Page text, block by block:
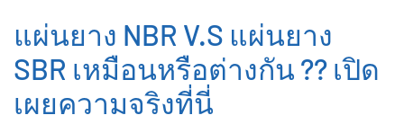
แผ่นยาง NBR V.S แผ่นยาง
SBR เหมือนหรือต่างกัน ?? เปิด
เผยความจริงที่นี่